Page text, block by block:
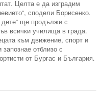
Целта е да изградим
сподели Борисенко.
дете“ ще продължи с
всички училища в града.
към движение, спорт и
отблизо с
от Бургас и България.